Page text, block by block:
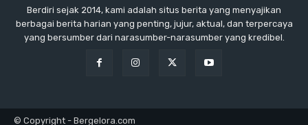
Berdiri sejak 2014, kami adalah situs berita yang menyajikan
berbagai berita harian yang penting, jujur, aktual, dan terpercaya
yang bersumber dari narasumber-narasumber yang kredibel.
© Copyright - Bergelora.com